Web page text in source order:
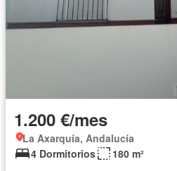
1.200 €/mes
La Axarquía, Andalucía
4 Dormitorios
180 m²